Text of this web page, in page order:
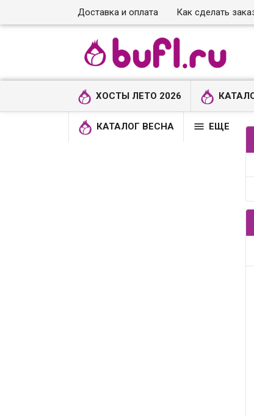
Доставка и оплата Как сделать
ХОСТЫ ЛЕТО 2026
КАТАЛОГ ВЕСНА  ЕЩЕ